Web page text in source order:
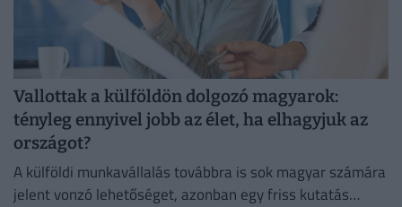
Vallottak a külföldön dolgozó magyarok:
tényleg ennyivel jobb az élet, ha elhagyjuk az
országot?
A külföldi munkavállalás továbbra is sok magyar számára
jelent vonzó lehetőséget, azonban egy friss kutatás